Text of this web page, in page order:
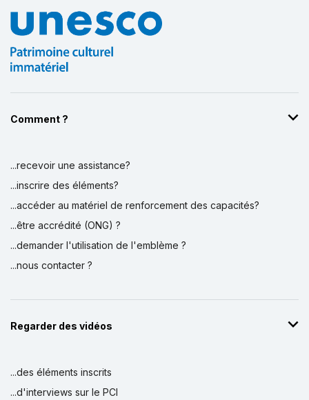
Comment ?
...recevoir une assistance?
...inscrire des éléments?
...accéder au matériel de renforcement des capacités?
...être accrédité (ONG) ?
...demander l'utilisation de l'emblème ?
...nous contacter ?
Regarder des vidéos
...des éléments inscrits
...d'interviews sur le PCI